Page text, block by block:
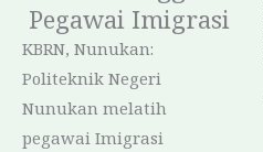
Pegawai Imigrasi
KBRN, Nunukan:
Politeknik Negeri
Nunukan melatih
pegawai Imigrasi